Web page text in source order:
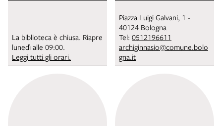
La biblioteca è chiusa. Riapre
lunedì alle 09:00.
Leggi tutti gli orari.
Piazza Luigi Galvani, 1 -
40124 Bologna
Tel: 0512196611
archiginnasio@comune.bolo
gna.it